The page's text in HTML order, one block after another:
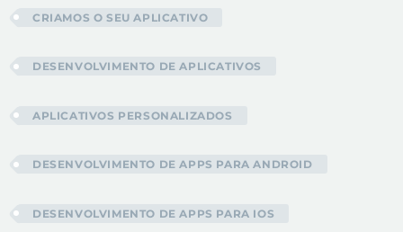
CRIAMOS O SEU APLICATIVO
DESENVOLVIMENTO DE APLICATIVOS
APLICATIVOS PERSONALIZADOS
DESENVOLVIMENTO DE APPS PARA ANDROID
DESENVOLVIMENTO DE APPS PARA IOS